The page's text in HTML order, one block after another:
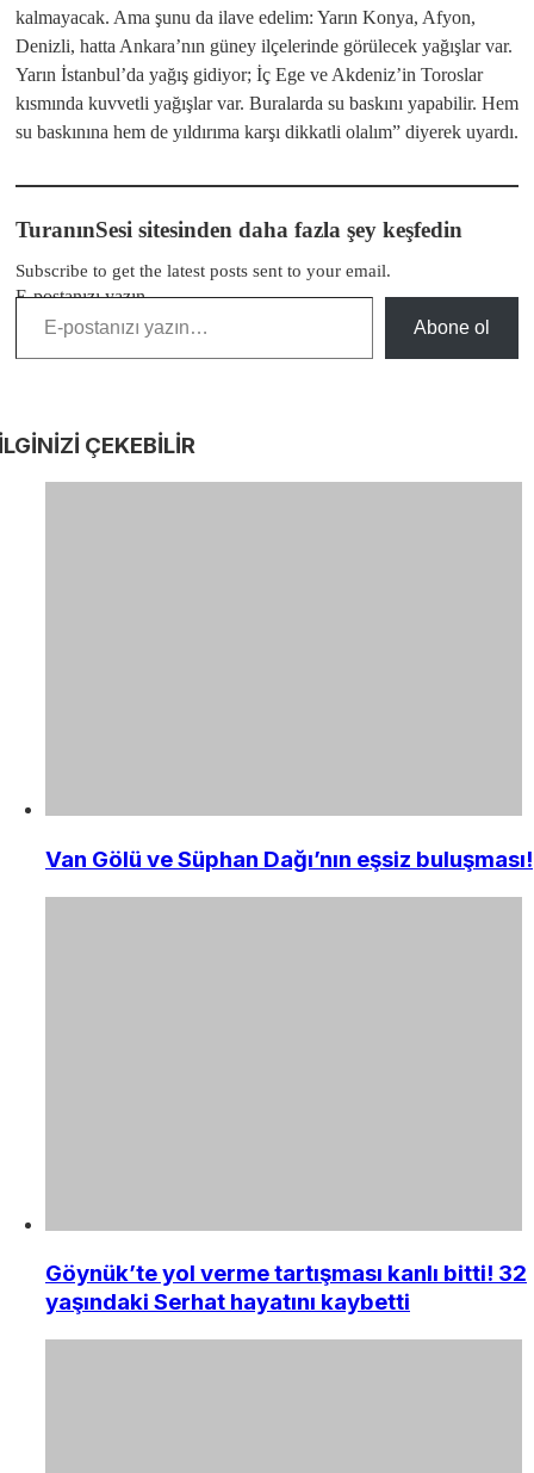
kalmayacak. Ama şunu da ilave edelim: Yarın Konya, Afyon,
Denizli, hatta Ankara’nın güney ilçelerinde görülecek yağışlar var.
Yarın İstanbul’da yağış gidiyor; İç Ege ve Akdeniz’in Toroslar
kısmında kuvvetli yağışlar var. Buralarda su baskını yapabilir. Hem
su baskınına hem de yıldırıma karşı dikkatli olalım” diyerek uyardı.
TuranınSesi sitesinden daha fazla şey keşfedin
Subscribe to get the latest posts sent to your email.
E-postanızı yazın…
Abone ol
ÇEKEBİLİR
Van Gölü ve Süphan Dağı’nın eşsiz buluşması!
Göynük’te yol verme tartışması kanlı bitti! 32
yaşındaki Serhat hayatını kaybetti